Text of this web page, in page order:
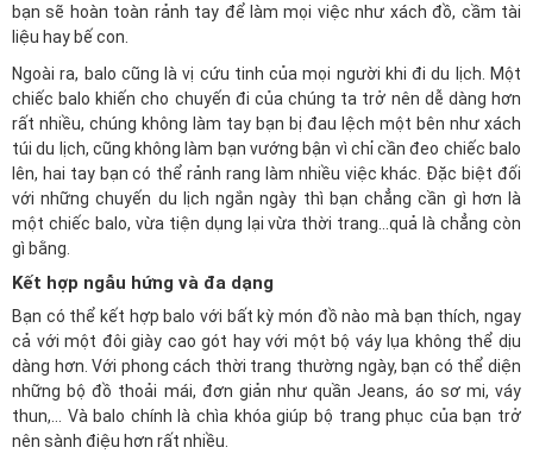
bạn sẽ hoàn toàn rảnh tay để làm mọi việc như xách đồ, cầm tài
liệu hay bế con.
Ngoài ra, balo cũng là vị cứu tinh của mọi người khi đi du lịch. Một
chiếc balo khiến cho chuyến đi của chúng ta trở nên dễ dàng hơn
rất nhiều, chúng không làm tay bạn bị đau lệch một bên như xách
túi du lịch, cũng không làm bạn vướng bận vì chỉ cần đeo chiếc balo
lên, hai tay bạn có thể rảnh rang làm nhiều việc khác. Đặc biệt đối
với những chuyến du lịch ngắn ngày thì bạn chẳng cần gì hơn là
một chiếc balo, vừa tiện dụng lại vừa thời trang…quả là chẳng còn
gì bằng.
Kết hợp ngẫu hứng và đa dạng
Bạn có thể kết hợp balo với bất kỳ món đồ nào mà bạn thích, ngay
cả với một đôi giày cao gót hay với một bộ váy lụa không thể dịu
dàng hơn. Với phong cách thời trang thường ngày, bạn có thể diện
những bộ đồ thoải mái, đơn giản như quần Jeans, áo sơ mi, váy
thun,… Và balo chính là chìa khóa giúp bộ trang phục của bạn trở
nên sành điệu hơn rất nhiều.